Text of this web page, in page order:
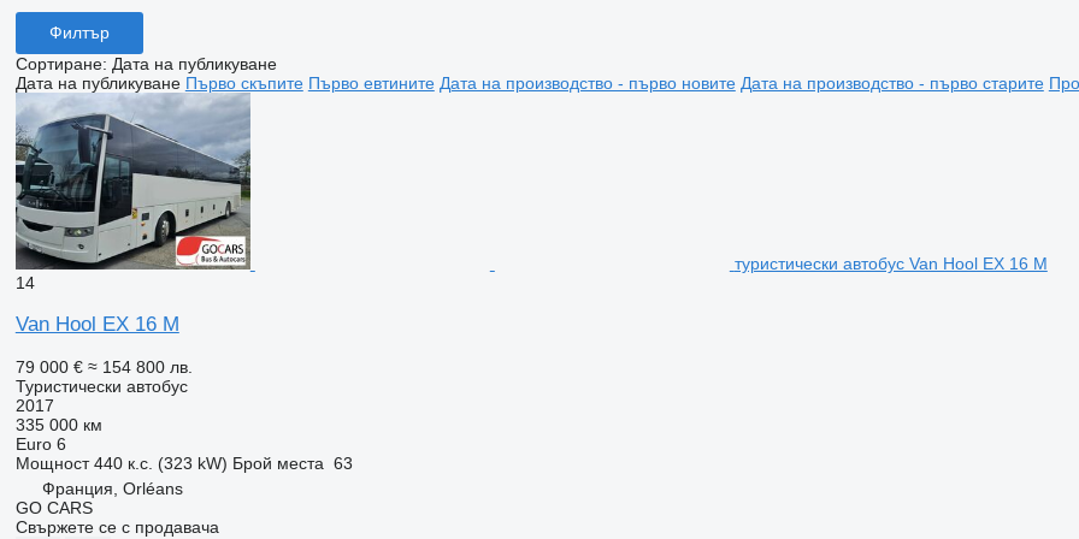
Филтър
Сортиране: Дата на публикуване
Дата на публикуване Първо скъпите Първо евтините Дата на производство - първо новите Дата на производство - първо старите
туристически автобус Van Hool EX 16 M
14
Van Hool EX 16 M
79 000 € ≈ 154 800 лв.
Туристически автобус
2017
335 000 км
Euro 6
Мощност 440 к.с. (323 kW) Брой места 63
Франция, Orléans
GO CARS
Свържете се с продавача